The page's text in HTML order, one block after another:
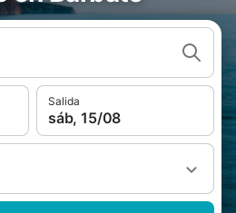
Salida
sáb, 15/08